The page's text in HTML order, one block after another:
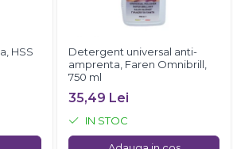
HSS
Detergent universal anti-
amprenta, Faren Omnibrill,
750 ml
35,49 Lei
IN STOC